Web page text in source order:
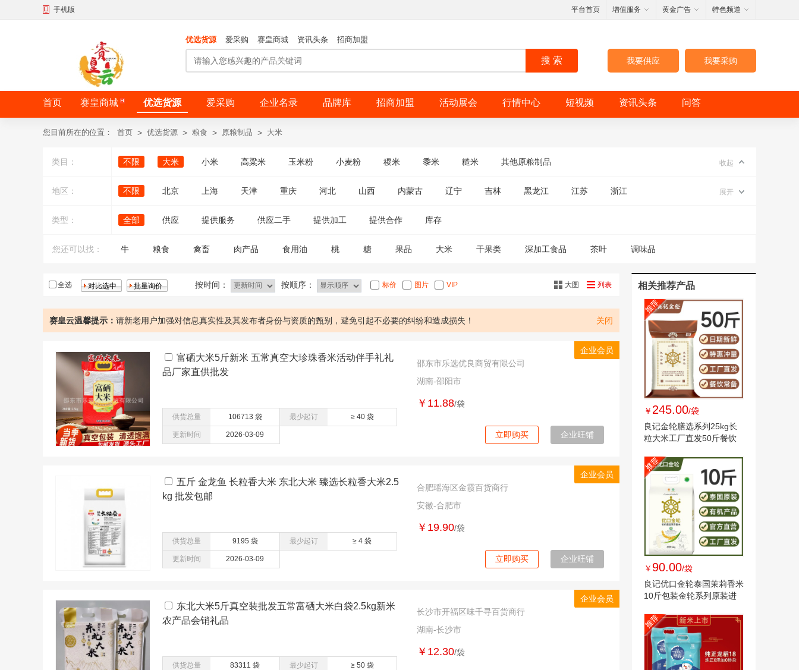
手机版 平台首页 增值服务 黄金广告 特色频道
优选货源 爱采购 赛皇商城 资讯头条 招商加盟
搜 索 我要采购
我要供应
首页 赛皇商城 优选货源 爱采购 企业名录 品牌库 招商加盟 活动展会 行情中心 短视频 资讯头条 问答
您目前所在的位置： 首页 > 优选货源 > 粮食 > 原粮制品 > 大米
类目： 不限 大米 小米 高粱米 玉米粉 小麦粉 稷米 黍米 糙米 其他原粮制品 收起
地区： 不限 北京 上海 天津 重庆 河北 山西 内蒙古 辽宁 吉林 黑龙江 江苏 浙江 展开
类型： 全部 供应 提供服务 供应二手 提供加工 提供合作 库存
您还可以找： 牛 粮食 禽畜 肉产品 食用油 桃 糖 果品 大米 干果类 深加工食品 茶叶 调味品
全选 按时间： 按顺序： 标价 图片 VIP 大图 列表
赛皇云温馨提示： 请新老用户加强对信息真实性及其发布者身份与资质的甄别，避免引起不必要的纠纷和造成损失！ 关闭
￥11.88/袋
富硒大米5斤新米 五常真空大珍珠香米活动伴手礼礼
品厂家直供批发
邵东市乐选优良商贸有限公司
湖南-邵阳市
企业会员
立即购买 企业旺铺
供货总量 106713 袋 最少起订 ≥ 40 袋
更新时间 2026-03-09
￥19.90/袋
五斤 金龙鱼 长粒香大米 东北大米 臻选长粒香大米2.5
kg 批发包邮
合肥瑶海区金霞百货商行
安徽-合肥市
企业会员
立即购买 企业旺铺
供货总量 9195 袋 最少起订 ≥ 4 袋
更新时间 2026-03-09
￥12.30/袋
东北大米5斤真空装批发五常富硒大米白袋2.5kg新米
农产品会销礼品
长沙市开福区味千寻百货商行
湖南-长沙市
企业会员
供货总量 83311 袋 最少起订 ≥ 50 袋
相关推荐产品
￥ 245.00/袋
良记金轮膳选系列25kg长
粒大米工厂直发50斤餐饮
￥ 90.00/袋
良记优口金轮泰国茉莉香米
10斤包装金轮系列原装进